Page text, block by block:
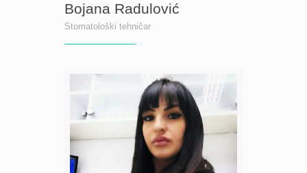
Bojana Radulović
Stomatološki tehničar